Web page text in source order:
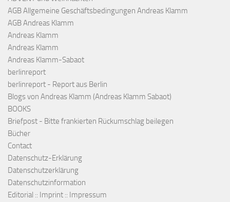
AGB Allgemeine Geschäftsbedingungen Andreas Klamm
AGB Andreas Klamm
Andreas Klamm
Andreas Klamm
Andreas Klamm-Sabaot
berlinreport
berlinreport - Report aus Berlin
Blogs von Andreas Klamm (Andreas Klamm Sabaot)
BOOKS
Briefpost - Bitte frankierten Rückumschlag beilegen
Bücher
Contact
Datenschutz-Erklärung
Datenschutzerklärung
Datenschutzinformation
Editorial :: Imprint :: Impressum